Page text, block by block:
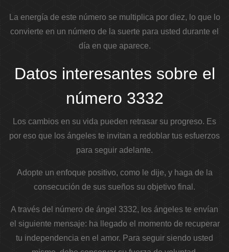
La energía de este número se multiplica por diez, lo que lo
convierte en un número de la suerte para usted durante el
día en que aparece.
Datos interesantes sobre el
número 3332
Los cambios en su vida pueden retrasar su progreso. Es
por eso que los ángeles te invitan a redoblar tus esfuerzos
para seguir adelante.
Adopte un enfoque positivo, como le dije, y haga de la
consecución de sus sueños su objetivo final.
A través del número de ángel 3332, los ángeles te envían
el siguiente mensaje: ha llegado el momento de recuperar
tu independencia en el amor. Para seguir siendo usted